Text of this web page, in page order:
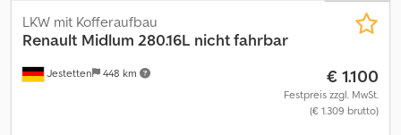
Jestetten 448 km
LKW mit Kofferaufbau
Renault Midlum 280.16L nicht fahrbar
€ 1.100
Festpreis zzgl. MwSt.
(€ 1.309 brutto)